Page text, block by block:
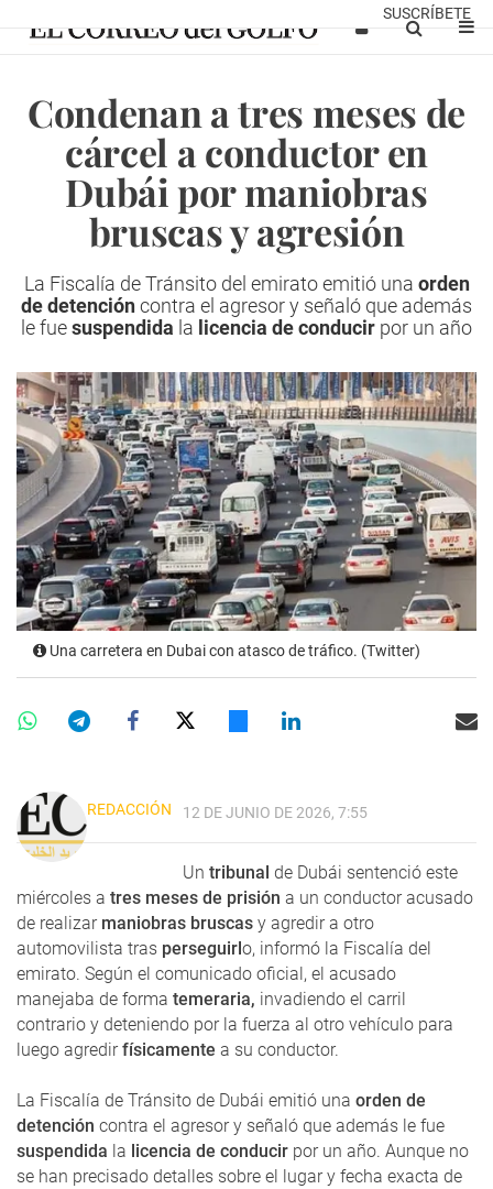
SUSCRÍBETE
Condenan a tres meses de
cárcel a conductor en
Dubái por maniobras
bruscas y agresión
La Fiscalía de Tránsito del emirato emitió una orden
de detencióncontra el agresor y señaló que además
le fuesuspendida la licencia de conducir por un año
Una carretera en Dubai con atasco de tráfico. (Twitter)
REDACCIÓN 12 DE JUNIO DE 2026, 7:55
Un tribunal de Dubái sentenció este
miércoles a tres meses de prisión a un conductor acusado
de realizarmaniobras bruscas y agredir a otro
automovilista tras perseguirlo, informó la Fiscalía del
emirato. Según el comunicado oficial, el acusado
manejaba de forma temeraria, invadiendo el carril
contrario y deteniendo por la fuerza al otro vehículo para
luego agredirfísicamente a su conductor.
La Fiscalía de Tránsito de Dubái emitió una orden de
detención contra el agresor y señaló que además le fue
suspendida la licencia de conducir por un año. Aunque no
se han precisado detalles sobre el lugar y fecha exacta de